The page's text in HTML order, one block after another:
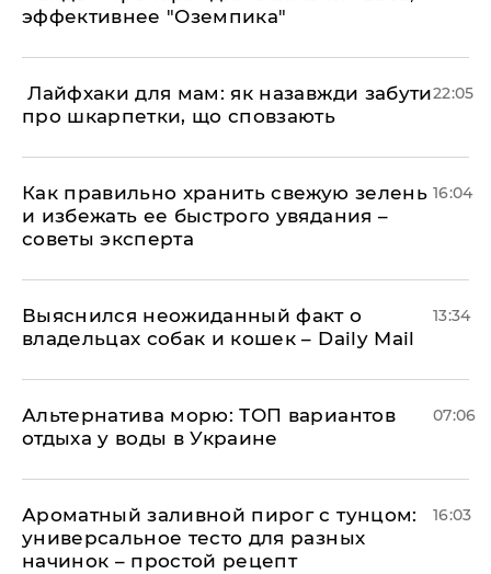
эффективнее "Оземпика"
​ Лайфхаки для мам: як назавжди забути
про шкарпетки, що сповзають
22:05
Как правильно хранить свежую зелень
и избежать ее быстрого увядания –
советы эксперта
16:04
Выяснился неожиданный факт о
владельцах собак и кошек – Daily Mail
13:34
Альтернатива морю: ТОП вариантов
отдыха у воды в Украине
07:06
Ароматный заливной пирог с тунцом:
универсальное тесто для разных
начинок – простой рецепт
16:03